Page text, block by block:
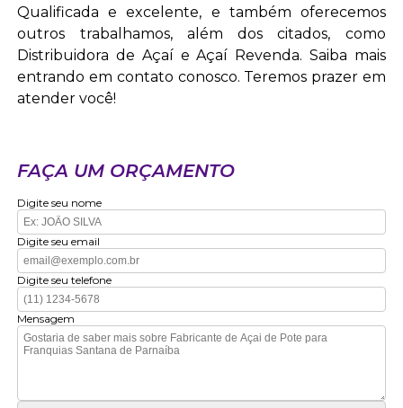
Qualificada e excelente, e também oferecemos
outros trabalhamos, além dos citados, como
Distribuidora de Açaí e Açaí Revenda. Saiba mais
entrando em contato conosco. Teremos prazer em
atender você!
FAÇA UM ORÇAMENTO
Digite seu nome
Digite seu email
Digite seu telefone
Mensagem